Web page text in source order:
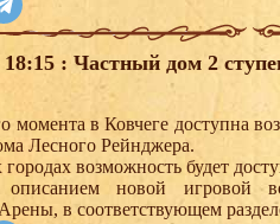
18:15 : Частный дом 2
момента в Ковчеге доступна
Лесного Рейнджера.
возможность будет
новой игровой
в соответствующем